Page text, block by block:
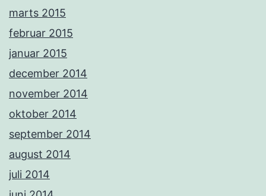
marts 2015
februar 2015
januar 2015
december 2014
november 2014
oktober 2014
september 2014
august 2014
juli 2014